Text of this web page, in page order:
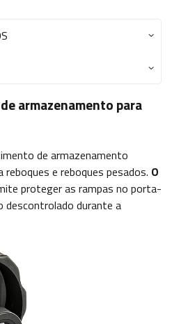
armazenamento para
de armazenamento
reboques e reboques pesados. O
proteger as rampas no porta-
descontrolado durante a